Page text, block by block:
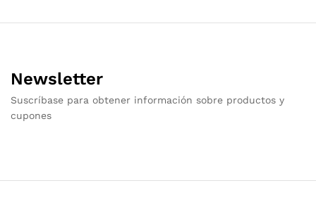
Newsletter
Suscríbase para obtener información sobre productos y
cupones